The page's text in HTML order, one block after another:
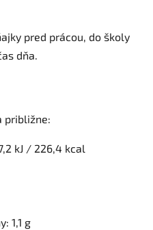
pred prácou, do školy
dňa.
približne:
kJ / 226,4 kcal
1,1 g